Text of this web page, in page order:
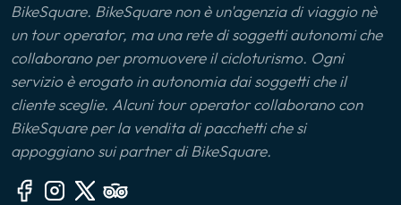
BikeSquare. BikeSquare non è un'agenzia di viaggio nè
un tour operator, ma una rete di soggetti autonomi che
collaborano per promuovere il cicloturismo. Ogni
servizio è erogato in autonomia dai soggetti che il
cliente sceglie. Alcuni tour operator collaborano con
BikeSquare per la vendita di pacchetti che si
appoggiano sui partner di BikeSquare.